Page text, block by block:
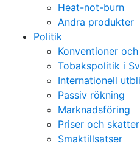
Heat-not-burn
Andra produkter
Politik
Konventioner
Tobakspolitik i
Internationell
Passiv rökning
Marknadsföring
Priser och skatter
Smaktillsatser